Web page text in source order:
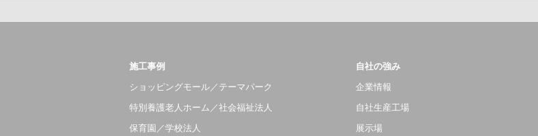
施工事例
ショッピングモール／テーマパーク
特別養護老人ホーム／社会福祉法人
保育園／学校法人
自社の強み
企業情報
自社生産工場
展示場